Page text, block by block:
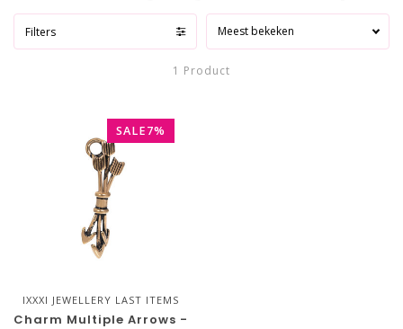
Filters Meest bekeken
1 Product
SALE7%
IXXXI JEWELLERY LAST ITEMS
SALE!
Charm Multiple Arrows -